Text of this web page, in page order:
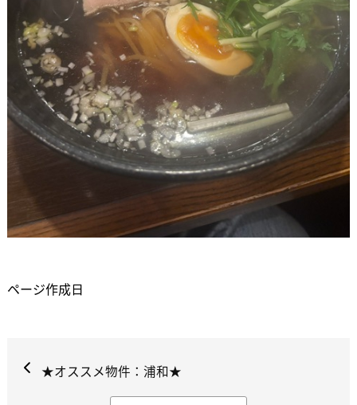
ページ作成日
★オススメ物件：浦和★